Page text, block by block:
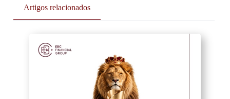
Artigos relacionados